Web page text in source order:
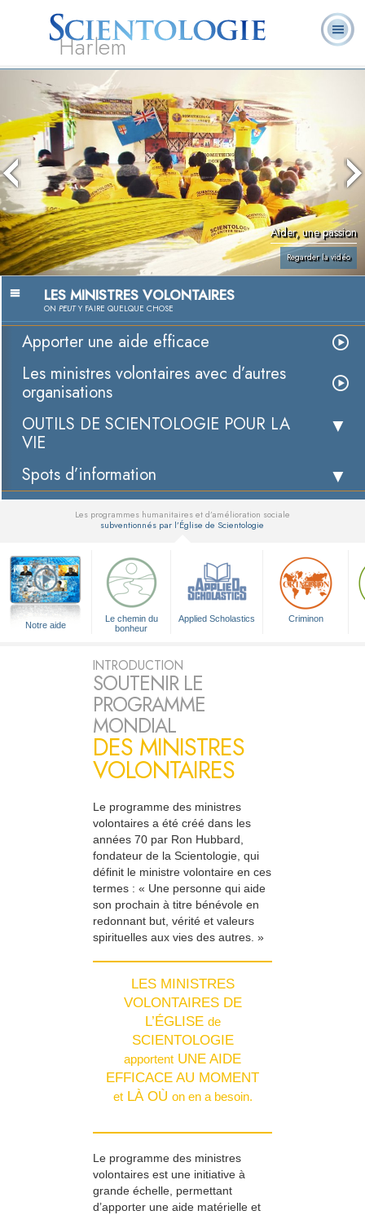
Harlem
notre
L. Ron Hubbard
Scientologie ?
Aider, une passion
Regarder la vidéo
LES MINISTRES VOLONTAIRES
ON PEUTY FAIRE QUELQUE CHOSE
Apporter une aide efficace
Les ministres volontaires avec d’autres
organisations
OUTILS DE SCIENTOLOGIE POUR LA
VIE
Spots d’information
Les programmes humanitaires et d’amélioration sociale
subventionnés par l’Église de Scientologie
Notre aide
Le chemin du
bonheur
Applied Scholastics Criminon
INTRODUCTION
SOUTENIR LE
PROGRAMME
MONDIAL
DES MINISTRES
VOLONTAIRES
Le programme des ministres
volontaires a été créé dans les
années 70 par Ron Hubbard,
fondateur de la Scientologie, qui
définit le ministre volontaire en ces
termes : « Une personne qui aide
son prochain à titre bénévole en
redonnant but, vérité et valeurs
spirituelles aux vies des autres. »
LES MINISTRES
VOLONTAIRES DE
L’ÉGLISE de
SCIENTOLOGIE
apportent UNE AIDE
EFFICACE AU MOMENT
etLÀ OÙ on en a besoin.
Le programme des ministres
volontaires est une initiative à
grande échelle, permettant
d’apporter une aide matérielle et